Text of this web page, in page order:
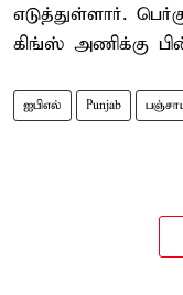
எடுத்துள்ளார்.
கிங்ஸ் அணிக்கு
ஐபிஎல் Punjab